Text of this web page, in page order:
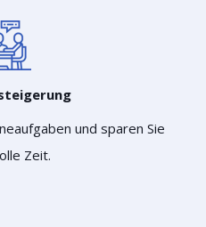
und sparen Sie
Zeit.